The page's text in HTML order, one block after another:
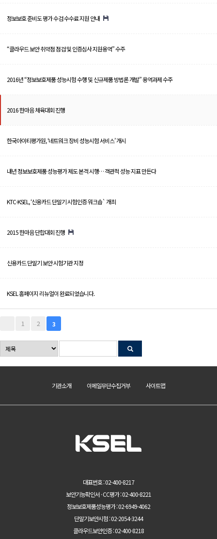
정보보호 준비도 평가 수검 수수료 지원 안내
“클라우드 보안 취약점 점검 및 인증심사 지원용역” 수주
2016년 “정보보호제품 성능시험 수행 및 신규제품 방법론 개발” 용역과제 수주
2016 한마음 체육대회 진행
한국아이티평가원, ‘네트워크 장비 성능시험 서비스’ 개시
내년 정보보호제품 성능평가 제도 본격 시행… 객관적 성능 지표 만든다
KTC-KSEL, ‘신용카드 단말기 시험인증 워크숍` 개최
2015 한마음 단합대회 진행
신용카드 단말기 보안 시험기관 지정
KSEL 홈페이지 리뉴얼이 완료되었습니다.
1 2 3
기관소개 이메일무단수집거부 사이트맵
대표번호 : 02-400-8217
보안기능확인서 · CC평가 : 02-400-8221
정보보호제품성능평가 : 02-6949-4062
단말기보안시험 : 02-2054-3244
클라우드보안인증 : 02-400-8218